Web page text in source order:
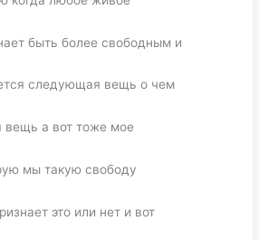
быть более свободным и
следующая вещь о чем
вещь а вот тоже мое
мы такую свободу
это или нет и вот